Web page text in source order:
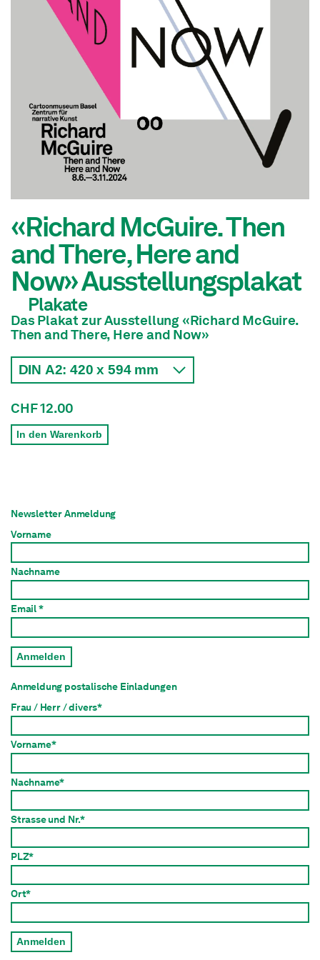
«Richard McGuire. Then
and There, Here and
Now» Ausstellungsplakat
Plakate
Das Plakat zur Ausstellung «Richard McGuire.
Then and There, Here and Now»
CHF 12.00
In den Warenkorb
Newsletter Anmeldung
Vorname
Nachname
Email *
Anmelden
Anmeldung postalische Einladungen
Frau / Herr / divers*
Vorname*
Nachname*
Strasse und Nr.*
PLZ*
Ort*
Anmelden